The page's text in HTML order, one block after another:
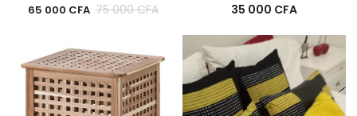
65 000 CFA 75 000CFA 35 000 CFA